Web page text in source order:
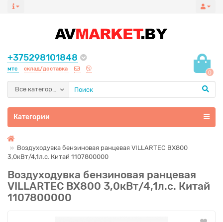
+375298101848
мтс склад/доставка
0
Все категории
Категории
Воздуходувка бензиновая ранцевая VILLARTEC BX800
3,0кВт/4,1л.с. Китай 1107800000
Воздуходувка бензиновая ранцевая
VILLARTEC BX800 3,0кВт/4,1л.с. Китай
1107800000